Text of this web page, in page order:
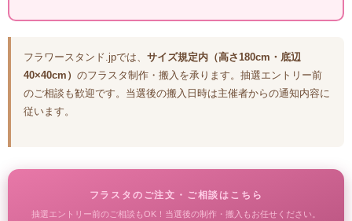
フラワースタンド.jpでは、 サイズ規定内（高さ180cm・底辺
40×40cm） のフラスタ制作・搬入を承ります。抽選エントリー前
のご相談も歓迎です。当選後の搬入日時は主催者からの通知内容に
従います。
フラスタのご注文・ご相談はこちら
抽選エントリー前のご相談もOK！当選後の制作・搬入もお任せください。